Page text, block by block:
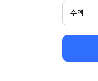
수액